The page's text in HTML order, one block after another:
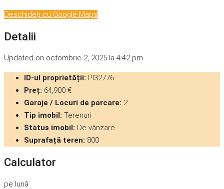
Deschideți cu Google Maps
Detalii
Updated on octombrie 2, 2025 la 4:42 pm
ID-ul proprietății: PI32776
Preț: 64,900 €
Garaje / Locuri de parcare: 2
Tip imobil: Terenuri
Status imobil: De vânzare
Suprafață teren: 800
Calculator
pe lună